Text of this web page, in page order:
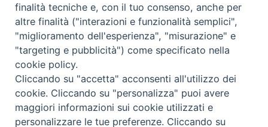
87100 Cosenza
CONTATTI
e@mail:info@diocesicosenza.it
tel: +39 0984 687712
finalità tecniche e, con il tuo consenso, anche per
altre finalità ("interazioni e funzionalità semplici",
"miglioramento dell'esperienza", "misurazione" e
"targeting e pubblicità") come specificato nella
cookie policy.
Cliccando su "accetta" acconsenti all'utilizzo dei
cookie. Cliccando su "personalizza" puoi avere
maggiori informazioni sui cookie utilizzati e
personalizzare le tue preferenze. Cliccando su